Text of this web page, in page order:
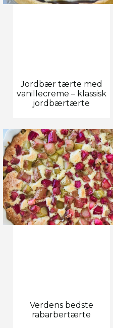
Jordbær tærte med
vanillecreme – klassisk
jordbærtærte
Verdens bedste
rabarbertærte